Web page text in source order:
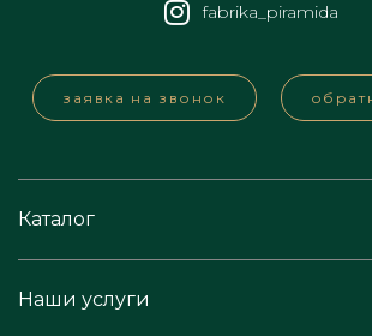
fabrika_piramida
заявка на звонок
Каталог
Наши услуги